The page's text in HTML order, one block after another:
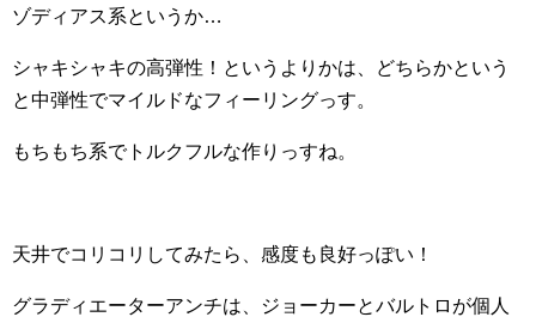
ゾディアス系というか…
シャキシャキの高弾性！というよりかは、どちらかという
と中弾性でマイルドなフィーリングっす。
もちもち系でトルクフルな作りっすね。
天井でコリコリしてみたら、感度も良好っぽい！
グラディエーターアンチは、ジョーカーとバルトロが個人